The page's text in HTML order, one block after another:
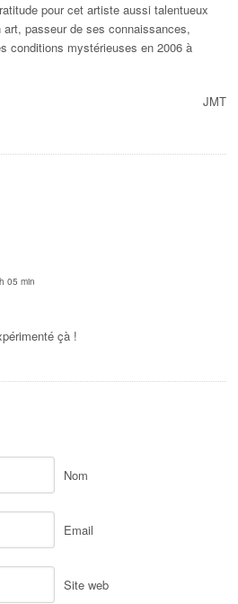
pour cet artiste aussi talentueux
passeur de ses connaissances,
conditions mystérieuses en 2006 à
JMT
05 min
çà !
Nom
Email
Site web